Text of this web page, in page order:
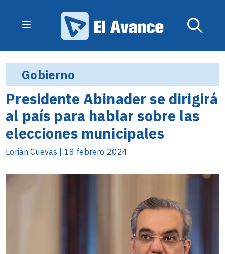
Gobierno
Presidente Abinader se dirigirá
al país para hablar sobre las
elecciones municipales
Lorian Cuevas | 18 febrero 2024